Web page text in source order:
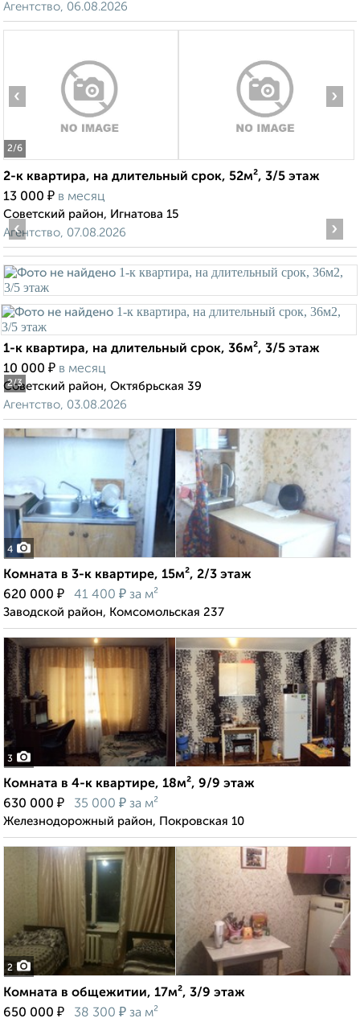
Агентство, 06.08.2026
2/6
‹ ›
2-к квартира, на длительный срок, 52м², 3/5 этаж
13 000 ₽ в месяц
Советский район, Игнатова 15
Агентство, 07.08.2026
2/3
‹ ›
1-к квартира, на длительный срок, 36м², 3/5 этаж
10 000 ₽ в месяц
Советский район, Октябрьская 39
Агентство, 03.08.2026
4
Комната в 3-к квартире, 15м², 2/3 этаж
620 000 ₽ 41 400 ₽ за м²
Заводской район, Комсомольская 237
3
Комната в 4-к квартире, 18м², 9/9 этаж
630 000 ₽ 35 000 ₽ за м²
Железнодорожный район, Покровская 10
2
Комната в общежитии, 17м², 3/9 этаж
650 000 ₽ 38 300 ₽ за м²